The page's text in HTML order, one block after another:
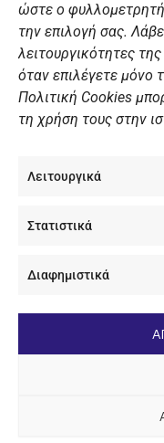
ώστε ο
την επιλογή σας.
λειτουργικότητες
όταν επιλέγετε μόνο
Πολιτική Cookies
τη χρήση τους στην
Λειτουργικά
Στατιστικά
Διαφημιστικά
ΠΡΟΣΩΠΙΚΑ
Πολιτική
Πολιτική Cookies
Γενική Πολιτική
Ενημέρωση
ΕΠΙΚΟΙΝΩΝΊΑ
+30 210 89 62 416
Ναυτικός Όμιλος